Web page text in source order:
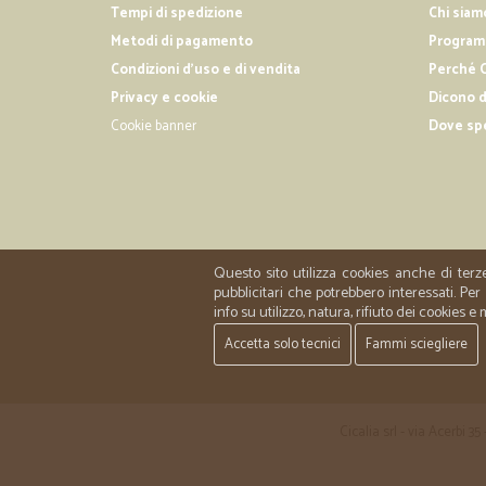
Tempi di spedizione
Metodi di pagamento
Condizioni d'uso e di vendita
Privacy e cookie
Cookie banner
Chi
Perché
Dicono
Dove
Questo sito utilizza cookies anche di
pubblicitari che potrebbero interessati.
info su utilizzo, natura, rifiuto dei cookies
Accetta solo tecnici Fammi sciegliere